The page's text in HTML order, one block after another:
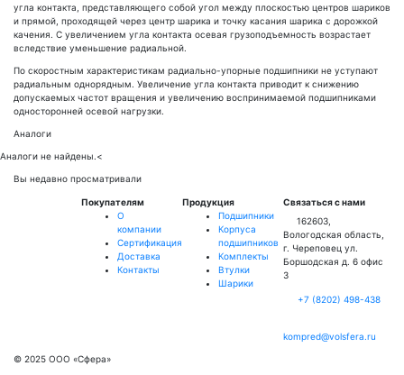
угла контакта, представляющего собой угол между плоскостью центров шариков
и прямой, проходящей через центр шарика и точку касания шарика с дорожкой
качения. С увеличением угла контакта осевая грузоподъемность возрастает
вследствие уменьшение радиальной.
По скоростным характеристикам радиально-упорные подшипники не уступают
радиальным однорядным. Увеличение угла контакта приводит к снижению
допускаемых частот вращения и увеличению воспринимаемой подшипниками
односторонней осевой нагрузки.
Аналоги
Аналоги не найдены.<
Вы недавно просматривали
Покупателям
О
компании
Сертификация
Доставка
Контакты
Продукция
Подшипники
Корпуса
подшипников
Комплекты
Втулки
Шарики
Связаться с нами
162603,
Вологодская область,
г. Череповец ул.
Боршодская д. 6 офис
3
+7 (8202) 498-438
kompred@volsfera.ru
© 2025 ООО «Сфера»